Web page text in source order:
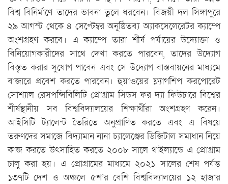
বিশ্ব বিনির্মাণে তাদের ভাবনা তুলে ধরবেন। বিজয়ী দল সিঙ্গাপুরে
২৯ আগস্ট থেকে ৪ সেপ্টেম্বর অনুষ্ঠিতব্য অ্যাকসেলেরেটর ক্যাম্পে
অংশগ্রহণ করবে। এ ক্যাম্পে তারা শীর্ষ পর্যায়ের উদ্যোক্তা ও
বিনিয়োগকারীদের সাথে দেখা করতে পারবেন, তাদের উদ্যোগ
বিস্তৃত করার সুযোগ পাবেন এবং সে উদ্যোগ বাস্তবায়নের মাধ্যমে
বাজারে প্রবেশ করতে পারবেন। হুয়াওয়ের ফ্ল্যাগশিপ করপোরেট
সোশ্যাল রেসপন্সিবিলিটি প্রোগ্রাম সিডস ফর দ্যা ফিউচারে বিশ্বের
শীর্ষস্থানীয় সব বিশ্ববিদ্যালয়ের শিক্ষার্থীরা অংশগ্রহণ করেন।
আইসিটি ট্যালেন্ট তৈরিতে অনুপ্রাণিত করতে এবং এ বিষয়ে
তরুণদের সমাজে বিদ্যামান নানা চ্যালেঞ্জের ডিজিটাল সমাধান নিয়ে
কাজ করতে উৎসাহিত করতে ২০০৮ সালে থাইল্যান্ডে এ প্রোগ্রাম
চালু করা হয়। এ প্রোগ্রামের মাধ্যমে ২০২১ সালের শেষ পর্যন্ত
১৩৭টি দেশ ও অঞ্চলে ৫শ’র বেশি বিশ্ববিদ্যালয়ের ১২ হাজার